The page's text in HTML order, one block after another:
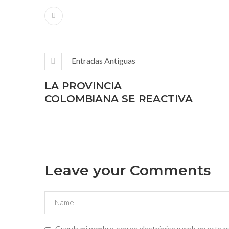
Entradas Antiguas
LA PROVINCIA
COLOMBIANA SE REACTIVA
Leave your Comments